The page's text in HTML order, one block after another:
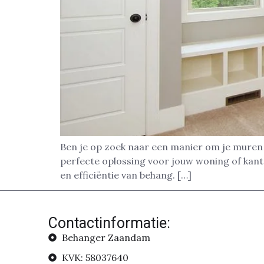
Ben je op zoek naar een manier om je
perfecte oplossing voor jouw woning of
en efficiëntie van behang. […]
Contactinformatie:
Behanger Zaandam
KVK: 58037640